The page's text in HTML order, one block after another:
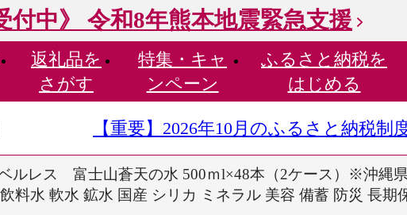
付中》 令和8年熊本地震緊急支援
返礼品を
さがす
特集・ キャ
ンペーン
ふるさと納税を
はじめる
【重要】2026年10月のふるさと納税
ベルレス 富士山蒼天の水 500ｍl×48本（2ケース）※沖縄
料水 軟水 鉱水 国産 シリカ ミネラル 美容 備蓄 防災 長期